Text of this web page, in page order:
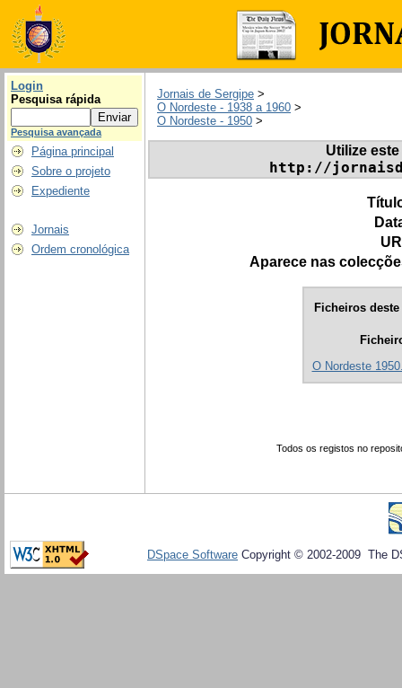
Login
Pesquisa rápida
Pesquisa avançada
Página principal
Sobre o projeto
Expediente
Jornais
Ordem cronológica
Jornais de Sergipe >
O Nordeste - 1938 a 1960 >
O Nordeste - 1950 >
Utilize
http://
Aparece nas
Ficheiros
O Nordeste
Todos os registos no
DSpace Software Copyright © 2002-2009 The